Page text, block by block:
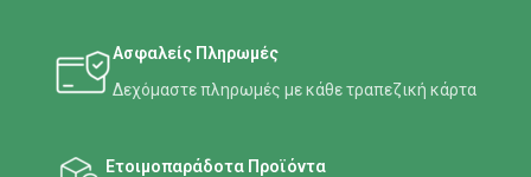
Ασφαλείς Πληρωμές
Δεχόμαστε πληρωμές με κάθε τραπεζική κάρτα
Ετοιμοπαράδοτα Προϊόντα